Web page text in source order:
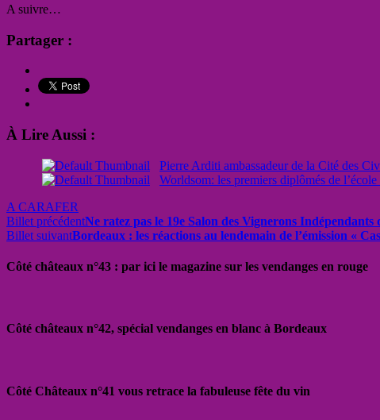
A suivre…
Partager :
À Lire Aussi :
Pierre Arditi ambassadeur de la Cité des
Worldsom: les premiers diplômés de
A CARAFER
Billet précédentNe ratez pas le 19e Salon des Vignerons
Billet suivantBordeaux : les réactions au lendemain de l’émission «
Côté châteaux n°43 : par ici le magazine sur les vendanges en rouge
Côté châteaux n°42, spécial vendanges en blanc à Bordeaux
Côté Châteaux n°41 vous retrace la fabuleuse fête du vin